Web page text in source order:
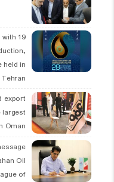
with
held in
Tehran
export
largest
Oman
Oil
of